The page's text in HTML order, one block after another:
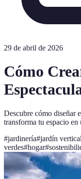
29 de abril de 2026
Cómo
Descubre cómo diseñar
transforma tu espacio
#jardinería#jardín vertical
verdes#hogar#